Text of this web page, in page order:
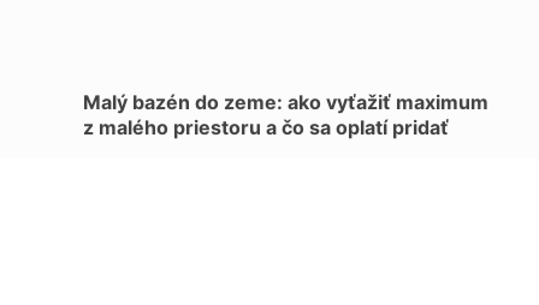
Malý bazén do zeme: ako vyťažiť maximum
z malého priestoru a čo sa oplatí pridať